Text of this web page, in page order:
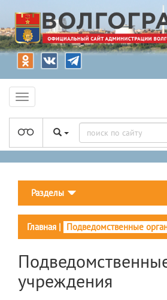
Разделы
Главная | Подведомственные
учреждения